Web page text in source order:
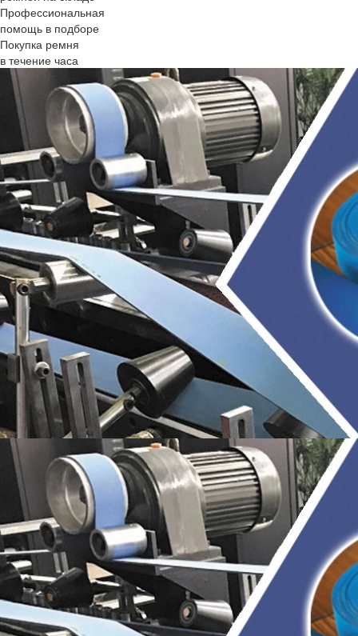
Профессиональная
помощь в подборе
Покупка ремня
в течение часа